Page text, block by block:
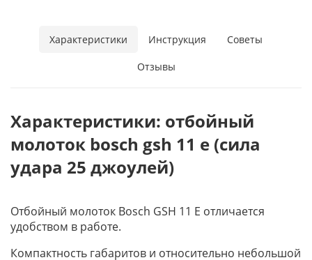
Характеристики Инструкция Советы
Отзывы
Характеристики: отбойный
молоток bosch gsh 11 e (сила
удара 25 джоулей)
Отбойный молоток Bosch GSH 11 E отличается
удобством в работе.
Компактность габаритов и относительно небольшой